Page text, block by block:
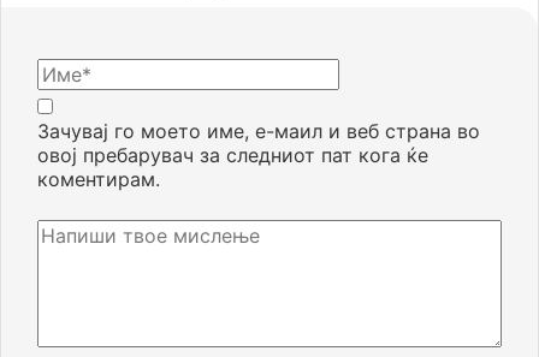
Зачувај го моето име, е-маил и веб страна во
овој пребарувач за следниот пат кога ќе
коментирам.